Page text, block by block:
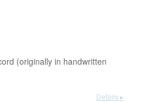
(originally in handwritten
Details ▸